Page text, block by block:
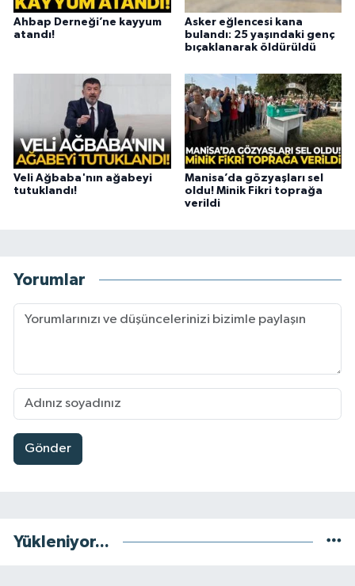
Ahbap Derneği’ne kayyum
atandı!
Asker eğlencesi kana
bulandı: 25 yaşındaki genç
bıçaklanarak öldürüldü
Veli Ağbaba'nın ağabeyi
tutuklandı!
Manisa’da gözyaşları sel
oldu! Minik Fikri toprağa
verildi
Yorumlar
Gönder
Yükleniyor...